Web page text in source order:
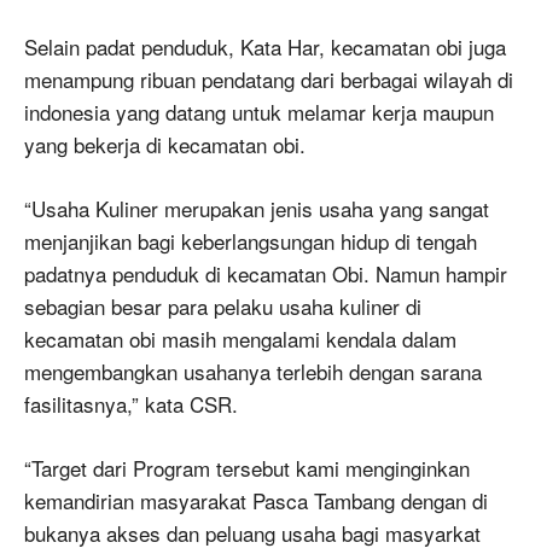
Selain padat penduduk, Kata Har, kecamatan obi juga
menampung ribuan pendatang dari berbagai wilayah di
indonesia yang datang untuk melamar kerja maupun
yang bekerja di kecamatan obi.
“Usaha Kuliner merupakan jenis usaha yang sangat
menjanjikan bagi keberlangsungan hidup di tengah
padatnya penduduk di kecamatan Obi. Namun hampir
sebagian besar para pelaku usaha kuliner di
kecamatan obi masih mengalami kendala dalam
mengembangkan usahanya terlebih dengan sarana
fasilitasnya,” kata CSR.
“Target dari Program tersebut kami menginginkan
kemandirian masyarakat Pasca Tambang dengan di
bukanya akses dan peluang usaha bagi masyarkat